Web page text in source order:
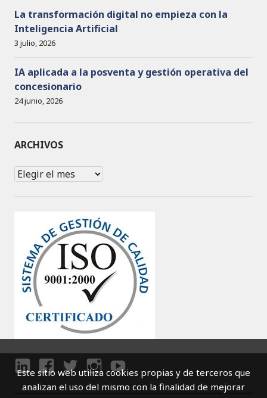
Este sitio web utiliza cookies propias y de terceros que
analizan el uso del mismo con la finalidad de mejorar
La transformación digital no empieza con la
Inteligencia Artificial
3 julio, 2026
IA aplicada a la posventa y gestión operativa del
concesionario
24 junio, 2026
ARCHIVOS
Archivos
LI F T I Y